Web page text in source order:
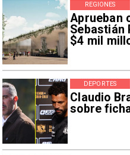
Aprueban
Sebastián
$4 mil
REGIONES
Claudio
sobre
DEPORTES